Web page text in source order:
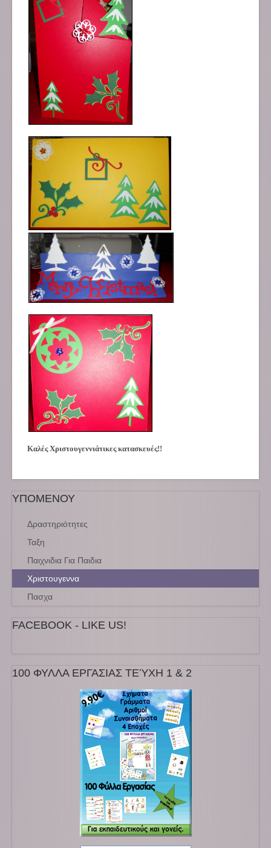
Καλές Χριστουγεννιάτικες κατασκευές!!
ΥΠΟΜΕΝΟΥ
Δραστηριότητες
Ταξη
Παιχνιδια Για Παιδια
Χριστουγεννα
Πασχα
FACEBOOK - LIKE US!
100 ΦΥΛΛΑ ΕΡΓΑΣΙΑΣ ΤΕΎΧΗ 1 & 2